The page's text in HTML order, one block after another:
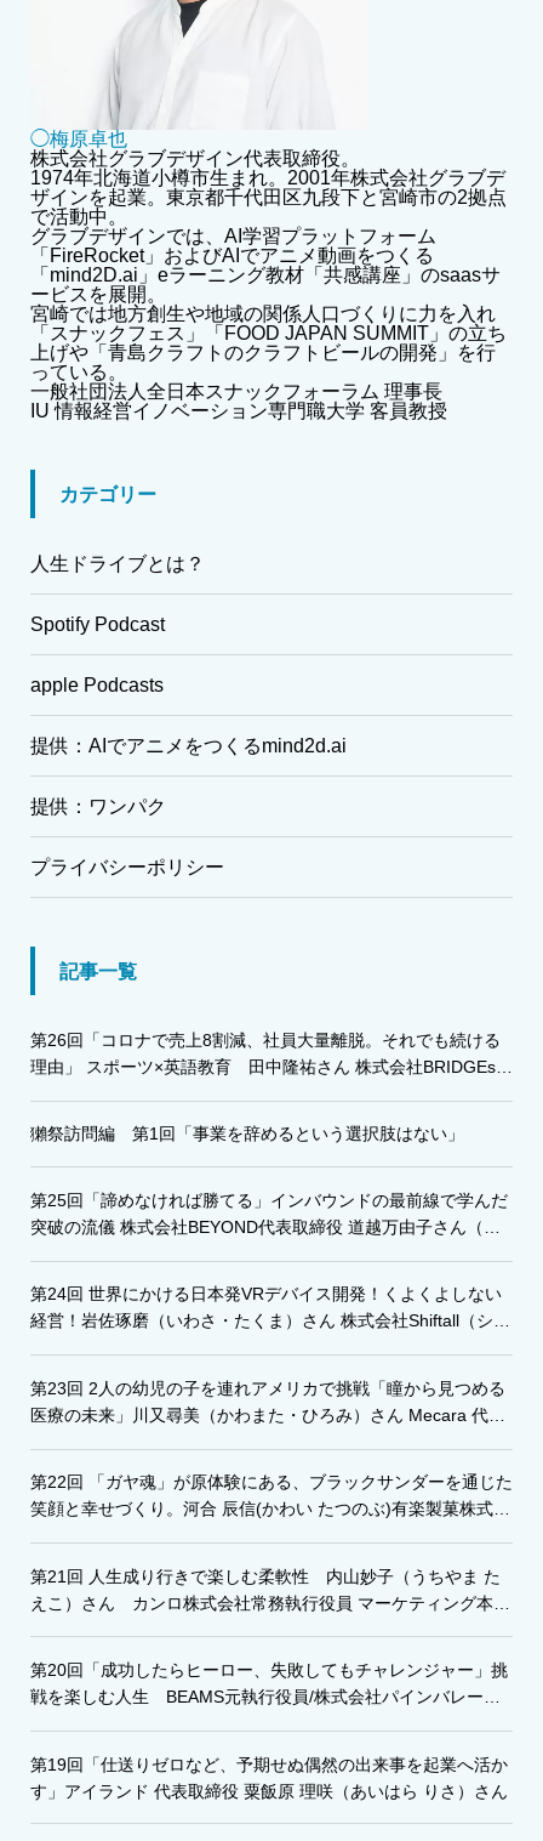
◯梅原卓也
株式会社グラブデザイン代表取締役。
1974年北海道小樽市生まれ。2001年株式会社グラブデ
ザインを起業。東京都千代田区九段下と宮崎市の2拠点
で活動中。
グラブデザインでは、AI学習プラットフォーム
「FireRocket」およびAIでアニメ動画をつくる
「mind2D.ai」eラーニング教材「共感講座」のsaasサ
ービスを展開。
宮崎では地方創生や地域の関係人口づくりに力を入れ
「スナックフェス」「FOOD JAPAN SUMMIT」の立ち
上げや「青島クラフトのクラフトビールの開発」を行
っている。
一般社団法人全日本スナックフォーラム 理事長
IU 情報経営イノベーション専門職大学 客員教授
カテゴリー
人生ドライブとは？
Spotify Podcast
apple Podcasts
提供：AIでアニメをつくるmind2d.ai
提供：ワンパク
プライバシーポリシー
記事一覧
第26回「コロナで売上8割減、社員大量離脱。それでも続ける
理由」 スポーツ×英語教育 田中隆祐さん 株式会社BRIDGEs・
獺祭訪問編 第1回「事業を辞めるという選択肢はない」
第25回「諦めなければ勝てる」インバウンドの最前線で学んだ
突破の流儀 株式会社BEYOND代表取締役 道越万由子さん（み
第24回 世界にかける日本発VRデバイス開発！くよくよしない
経営！岩佐琢磨（いわさ・たくま）さん 株式会社Shiftall（シフ
第23回 2人の幼児の子を連れアメリカで挑戦「瞳から見つめる
医療の未来」川又尋美（かわまた・ひろみ）さん Mecara 代表
第22回 「ガヤ魂」が原体験にある、ブラックサンダーを通じた
笑顔と幸せづくり。河合 辰信(かわい たつのぶ)有楽製菓株式会
第21回 人生成り行きで楽しむ柔軟性 内山妙子（うちやま た
えこ）さん カンロ株式会社常務執行役員 マーケティング本部
第20回「成功したらヒーロー、失敗してもチャレンジャー」挑
戦を楽しむ人生 BEAMS元執行役員/株式会社パインバレー代
第19回「仕送りゼロなど、予期せぬ偶然の出来事を起業へ活か
す」アイランド 代表取締役 粟飯原 理咲（あいはら りさ）さん